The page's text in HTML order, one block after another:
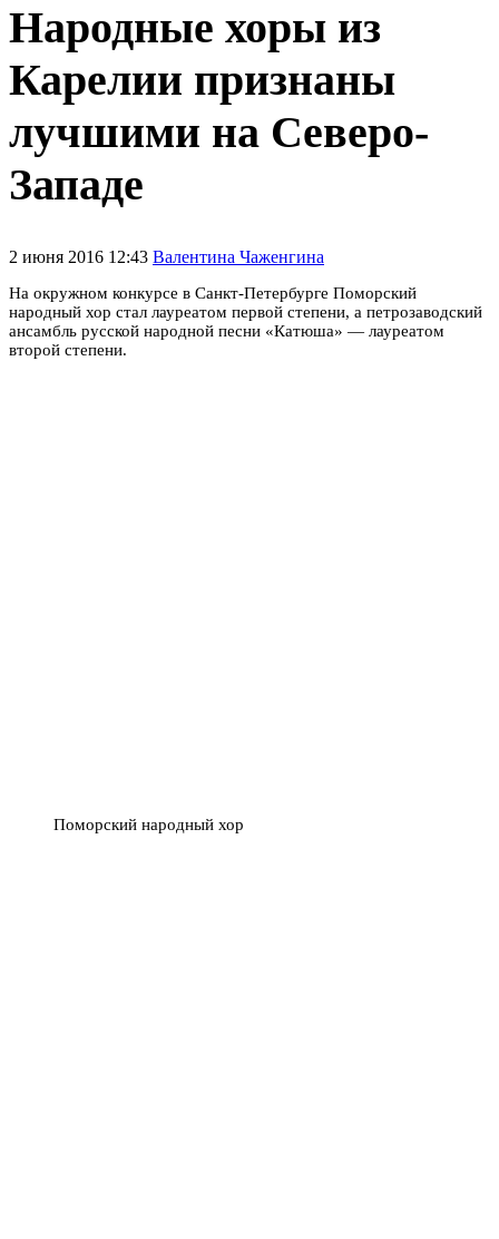
Народные хоры из
Карелии признаны
лучшими на Северо-
Западе
2 июня 2016 12:43 Валентина Чаженгина
На окружном конкурсе в Санкт-Петербурге Поморский
народный хор стал лауреатом первой степени, а петрозаводский
ансамбль русской народной песни «Катюша» — лауреатом
второй степени.
Поморский народный хор